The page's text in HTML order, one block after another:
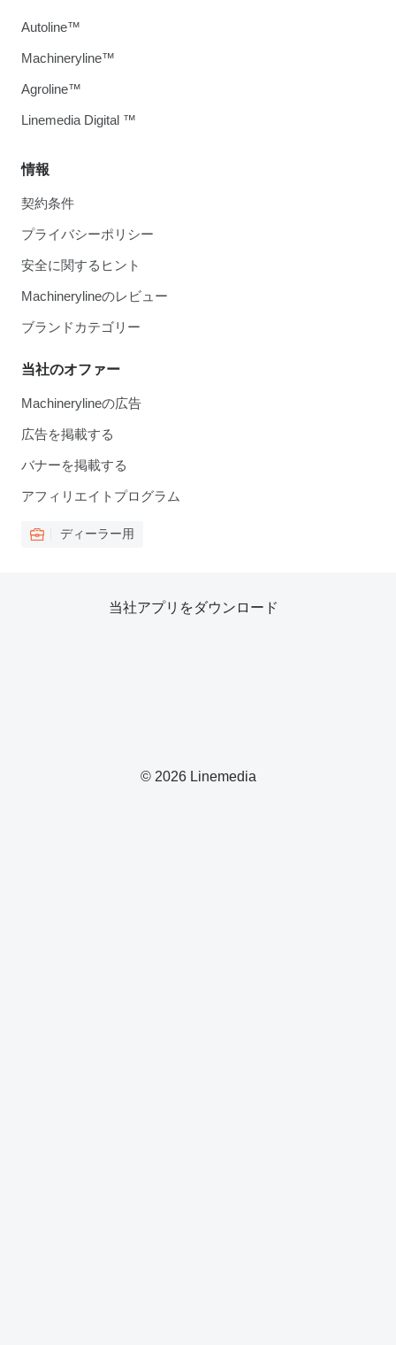
情報
契約条件
プライバシーポリシー
安全に関するヒント
Machinerylineのレビュー
ブランドカテゴリー
当社のオファー
Machinerylineの広告
広告を掲載する
バナーを掲載する
アフィリエイトプログラム
ディーラー用
Autoline™
Machineryline™
Agroline™
Linemedia Digital ™
© 2026 Linemedia
当社アプリをダウンロード